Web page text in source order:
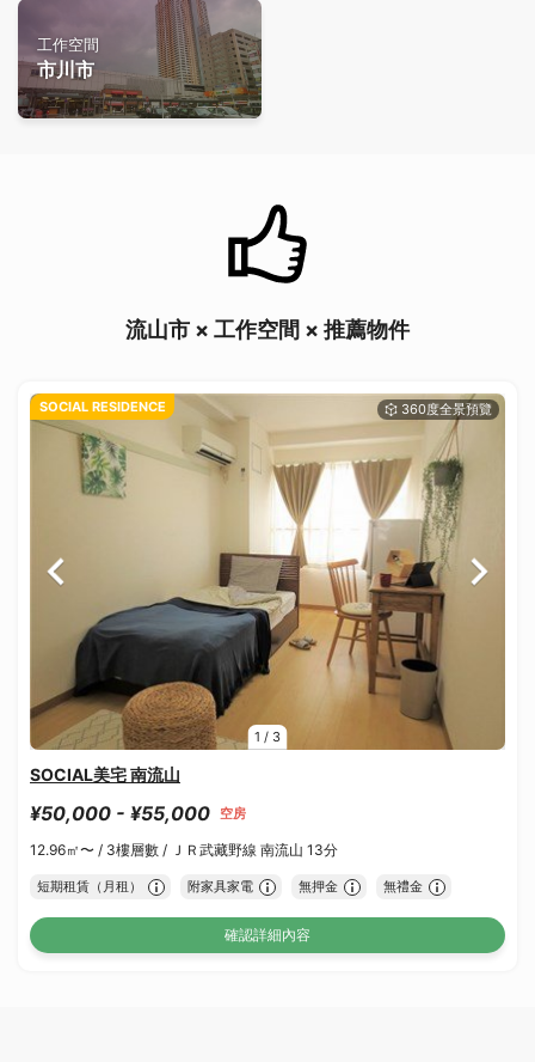
工作空間
市川市
流山市 × 工作空間 × 推薦物件
1 / 3
SOCIAL RESIDENCE
SOCIAL美宅 南流山
¥50,000 - ¥55,000 空房
12.96㎡〜 / 3樓層數 / ＪＲ武藏野線 南流山 13分
短期租賃（月租） 附家具家電 無押金 無禮金
確認詳細內容